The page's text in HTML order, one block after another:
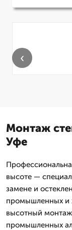
‹
Монтаж
Уфе
высоте —
замене и
промышленных и
высотный
промышленных